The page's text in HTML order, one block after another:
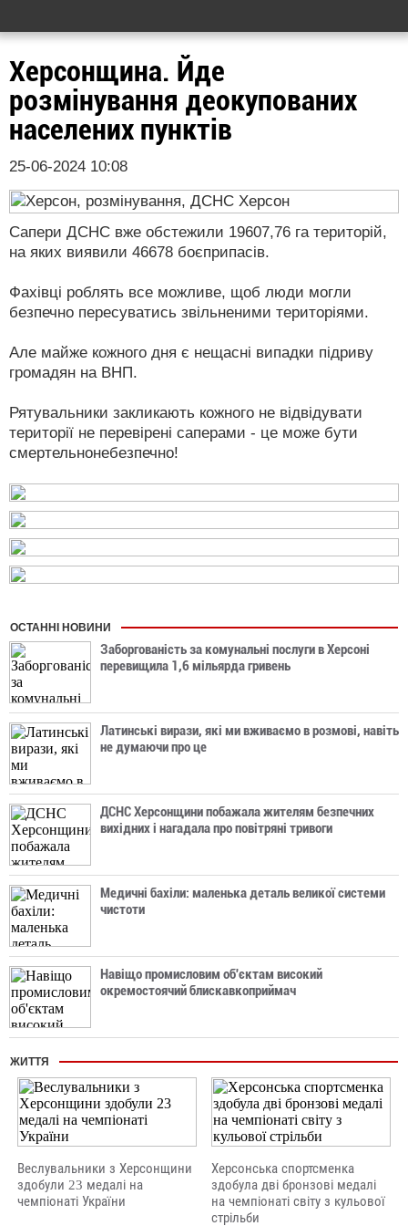
Херсонщина. Йде
розмінування деокупованих
населених пунктів
25-06-2024 10:08
Сапери ДСНС вже обстежили 19607,76 га територій,
на яких виявили 46678 боєприпасів.
Фахівці роблять все можливе, щоб люди могли
безпечно пересуватись звільненими територіями.
Але майже кожного дня є нещасні випадки підриву
громадян на ВНП.
Рятувальники закликають кожного не відвідувати
території не перевірені саперами - це може бути
смертельнонебезпечно!
ОСТАННІ НОВИНИ
Заборгованість за комунальні послуги в Херсоні
перевищила 1,6 мільярда гривень
Латинські вирази, які ми вживаємо в розмові, навіть
не думаючи про це
ДСНС Херсонщини побажала жителям безпечних
вихідних і нагадала про повітряні тривоги
Медичні бахіли: маленька деталь великої системи
чистоти
Навіщо промисловим об'єктам високий
окремостоячий блискавкоприймач
ЖИТТЯ
Веслувальники з Херсонщини
здобули 23 медалі на
чемпіонаті України
Херсонська спортсменка
здобула дві бронзові медалі
на чемпіонаті світу з кульової
стрільби